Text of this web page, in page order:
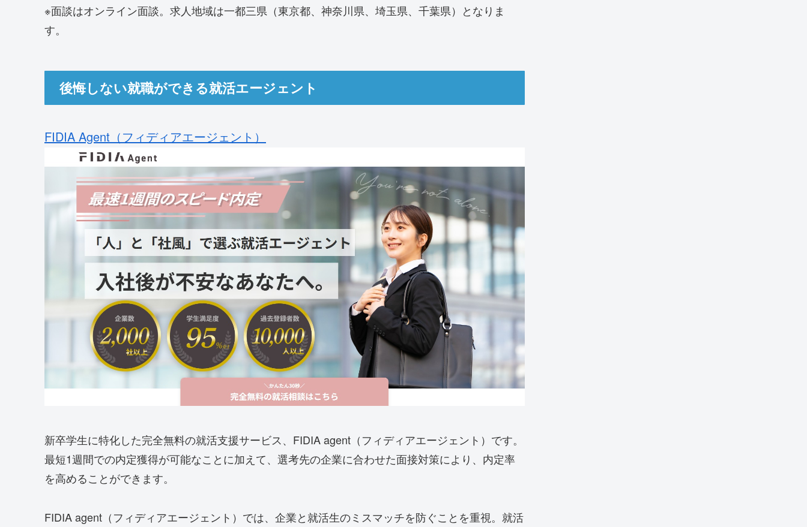
※面談はオンライン面談。求人地域は一都三県（東京都、神奈川県、埼玉県、千葉県）となりま
す。
後悔しない就職ができる就活エージェント
FIDIA Agent（フィディアエージェント）
新卒学生に特化した完全無料の就活支援サービス、FIDIA agent（フィディアエージェント）です。
最短1週間での内定獲得が可能なことに加えて、選考先の企業に合わせた面接対策により、内定率
を高めることができます。
FIDIA agent（フィディアエージェント）では、企業と就活生のミスマッチを防ぐことを重視。就活